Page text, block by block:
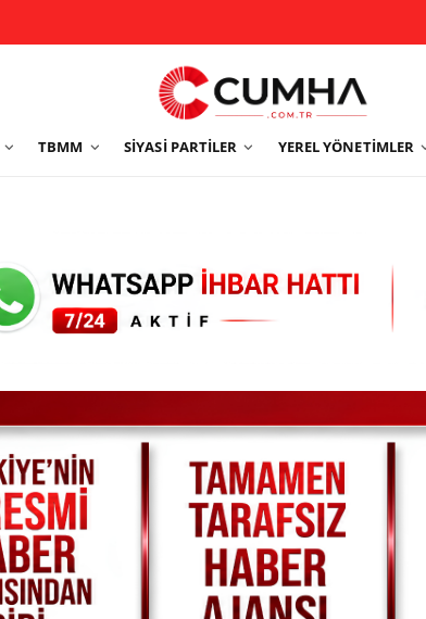
TBMM SIYASI PARTILER YEREL YÖNETIMLER